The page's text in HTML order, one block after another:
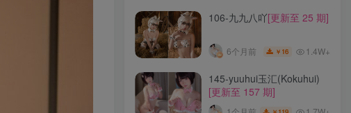
106-九九八吖[更新至 25 期]
6个月前 ￥ 16 1.4W+
145-yuuhui玉汇(Kokuhui)
[更新至 157 期]
期]